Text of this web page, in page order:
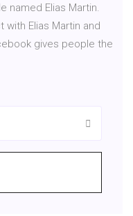
named Elias Martin.
Elias Martin and
gives people the